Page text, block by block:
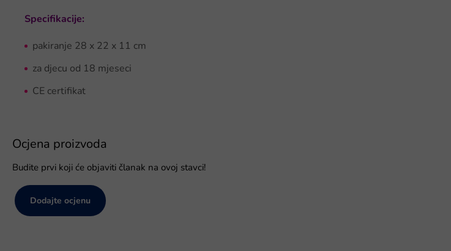
Specifikacije:
pakiranje 28 x 22 x 11 cm
za djecu od 18 mjeseci
CE certifikat
Ocjena proizvoda
Budite prvi koji će objaviti članak na ovoj stavci!
Dodajte ocjenu